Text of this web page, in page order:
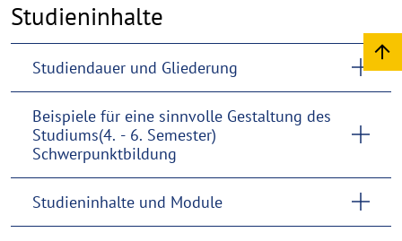
Studieninhalte
Studiendauer und Gliederung
Beispiele für eine sinnvolle Gestaltung des
Studiums(4. - 6. Semester)
Schwerpunktbildung
Studieninhalte und Module